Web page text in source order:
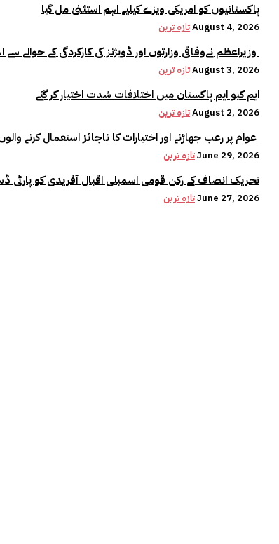
پاکستانیوں کو امریکی ویزے کیلیے اہم استثنیٰ مل گیا
تازہ ترینAugust 4, 2026
تازہ ترینAugust 3, 2026
ایم کیو ایم پاکستان میں اختلافات شدت اختیار کر گئے
تازہ ترینAugust 2, 2026
تازہ ترینJune 29, 2026
تحریک انصاف کے رکن قومی اسمبلی اقبال آفریدی کو پارٹی
تازہ ترینJune 27, 2026